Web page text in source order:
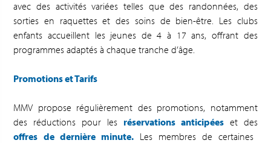
avec des activités variées telles que des randonnées, des
sorties en raquettes et des soins de bien-être. Les clubs
enfants accueillent les jeunes de 4 à 17 ans, offrant des
programmes adaptés à chaque tranche d’âge.
Promotions et Tarifs
MMV propose régulièrement des promotions, notamment
des réductions pour les réservations anticipéeset des
offres de dernière minute.Les membres de certaines